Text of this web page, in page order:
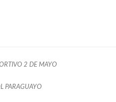
2 DE MAYO
PARAGUAYO